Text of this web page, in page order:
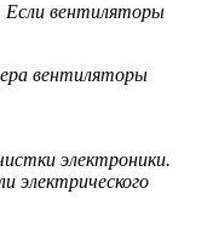
Если вентиляторы
вентиляторы
электроники.
электрического